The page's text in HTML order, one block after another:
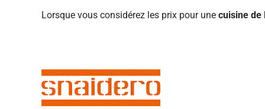
Lorsque vous considérez les prix pour une cuisine de